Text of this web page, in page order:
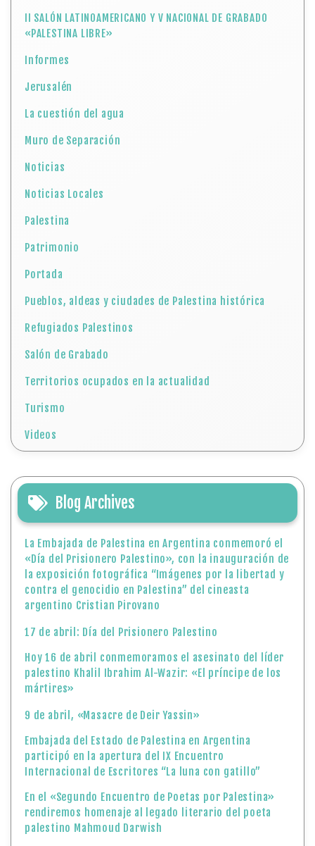
II SALÓN LATINOAMERICANO Y V NACIONAL DE GRABADO
«PALESTINA LIBRE»
Informes
Jerusalén
La cuestión del agua
Muro de Separación
Noticias
Noticias Locales
Palestina
Patrimonio
Portada
Pueblos, aldeas y ciudades de Palestina histórica
Refugiados Palestinos
Salón de Grabado
Territorios ocupados en la actualidad
Turismo
Videos
Blog Archives
La Embajada de Palestina en Argentina conmemoró el
«Día del Prisionero Palestino», con la inauguración de
la exposición fotográfica “Imágenes por la libertad y
contra el genocidio en Palestina” del cineasta
argentino Cristian Pirovano
17 de abril: Día del Prisionero Palestino
Hoy 16 de abril conmemoramos el asesinato del líder
palestino Khalil Ibrahim Al-Wazir: «El príncipe de los
mártires»
9 de abril, «Masacre de Deir Yassin»
Embajada del Estado de Palestina en Argentina
participó en la apertura del IX Encuentro
Internacional de Escritores “La luna con gatillo”
En el «Segundo Encuentro de Poetas por Palestina»
rendiremos homenaje al legado literario del poeta
palestino Mahmoud Darwish